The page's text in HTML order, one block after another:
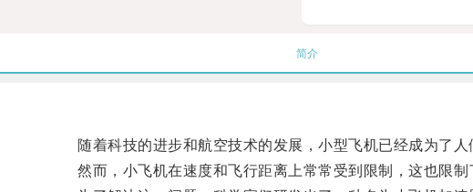
简介
随着科技的进步和航空技术的发展，小型飞机已经成为了人
然而，小飞机在速度和飞行距离上常常受到限制，这也限制